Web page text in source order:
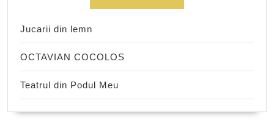
Jucarii din lemn
OCTAVIAN COCOLOS
Teatrul din Podul Meu